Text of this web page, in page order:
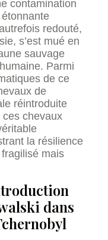
contamination
redouté,
s’est mué en
sauvage
Parmi
de ce
de
réintroduite
ces chevaux
la résilience
mais
dans